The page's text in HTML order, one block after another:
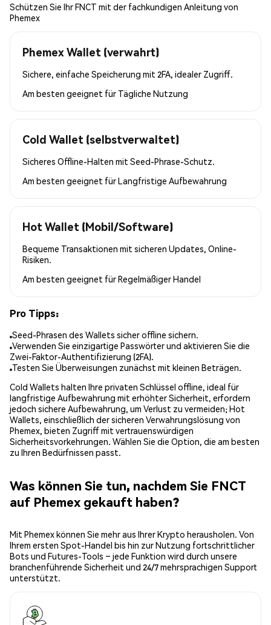
Schützen Sie Ihr FNCT mit der fachkundigen Anleitung von
Phemex
Phemex Wallet (verwahrt)
Sichere, einfache Speicherung mit 2FA, idealer Zugriff.
Am besten geeignet für Tägliche Nutzung
Cold Wallet (selbstverwaltet)
Sicheres Offline-Halten mit Seed-Phrase-Schutz.
Am besten geeignet fürLangfristige Aufbewahrung
Hot Wallet (Mobil/Software)
Bequeme Transaktionen mit sicheren Updates, Online-
Risiken.
Am besten geeignet fürRegelmäßiger Handel
Pro Tipps:
Seed-Phrasen des Wallets sicher offline sichern.
Verwenden Sie einzigartige Passwörter und aktivieren Sie die
Zwei-Faktor-Authentifizierung (2FA).
Testen Sie Überweisungen zunächst mit kleinen Beträgen.
Cold Wallets halten Ihre privaten Schlüssel offline, ideal für
langfristige Aufbewahrung mit erhöhter Sicherheit, erfordern
jedoch sichere Aufbewahrung, um Verlust zu vermeiden; Hot
Wallets, einschließlich der sicheren Verwahrungslösung von
Phemex, bieten Zugriff mit vertrauenswürdigen
Sicherheitsvorkehrungen. Wählen Sie die Option, die am besten
zu Ihren Bedürfnissen passt.
Was können Sie tun, nachdem Sie FNCT
auf Phemex gekauft haben?
Mit Phemex können Sie mehr aus Ihrer Krypto herausholen. Von
Ihrem ersten Spot-Handel bis hin zur Nutzung fortschrittlicher
Bots und Futures-Tools – jede Funktion wird durch unsere
branchenführende Sicherheit und 24/7 mehrsprachigen Support
unterstützt.